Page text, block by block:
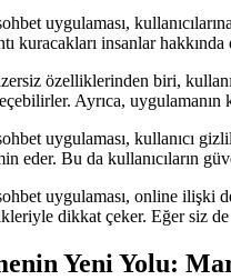
uygulaması,
kuracakları insanlar
özelliklerinden biri,
Ayrıca,
uygulaması, kullanıcı
eder. Bu da kullanıcıların
uygulaması, online ilişki
dikkat çeker. Eğer siz
Yeni Yolu: